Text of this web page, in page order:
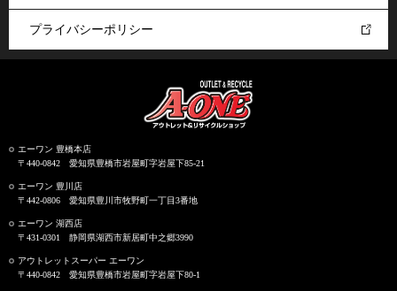
プライバシーポリシー
エーワン 豊橋本店
〒440-0842 愛知県豊橋市岩屋町字岩屋下85-21
エーワン 豊川店
〒442-0806 愛知県豊川市牧野町一丁目3番地
エーワン 湖西店
〒431-0301 静岡県湖西市新居町中之郷3990
アウトレットスーパー エーワン
〒440-0842 愛知県豊橋市岩屋町字岩屋下80-1